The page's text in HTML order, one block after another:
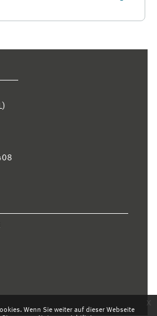
Wenn Sie weiter auf dieser Webseite
x